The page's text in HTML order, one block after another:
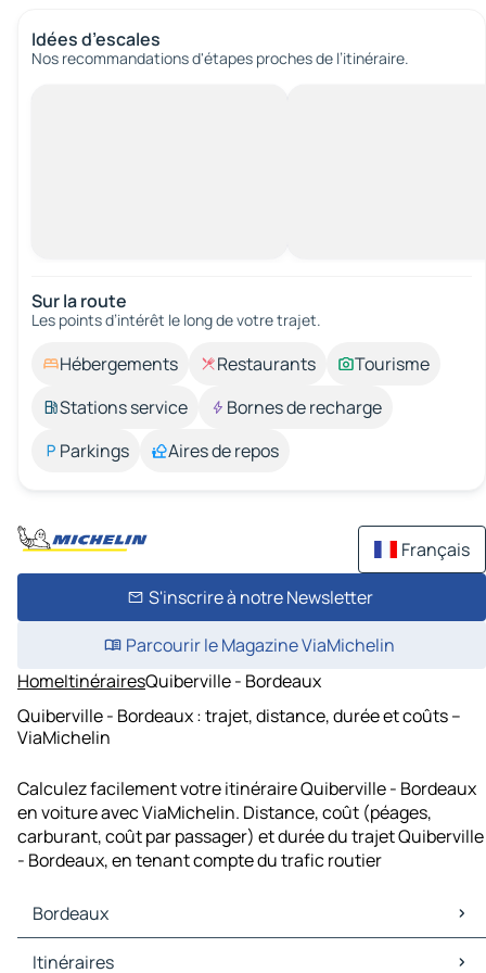
Idées d’escales
Nos recommandations d'étapes proches de l’itinéraire.
Sur la route
Les points d’intérêt le long de votre trajet.
Hébergements Restaurants
Tourisme
Stations service
Bornes de recharge
Parkings
Aires de repos
Français
S'inscrire à notre Newsletter
Parcourir le Magazine ViaMichelin
HomeItinérairesQuiberville - Bordeaux
Quiberville - Bordeaux : trajet, distance, durée et coûts –
ViaMichelin
Calculez facilement votre itinéraire Quiberville - Bordeaux
en voiture avec ViaMichelin. Distance, coût (péages,
carburant, coût par passager) et durée du trajet Quiberville
- Bordeaux, en tenant compte du trafic routier
Bordeaux
Bordeaux Cartes et plans
Itinéraires